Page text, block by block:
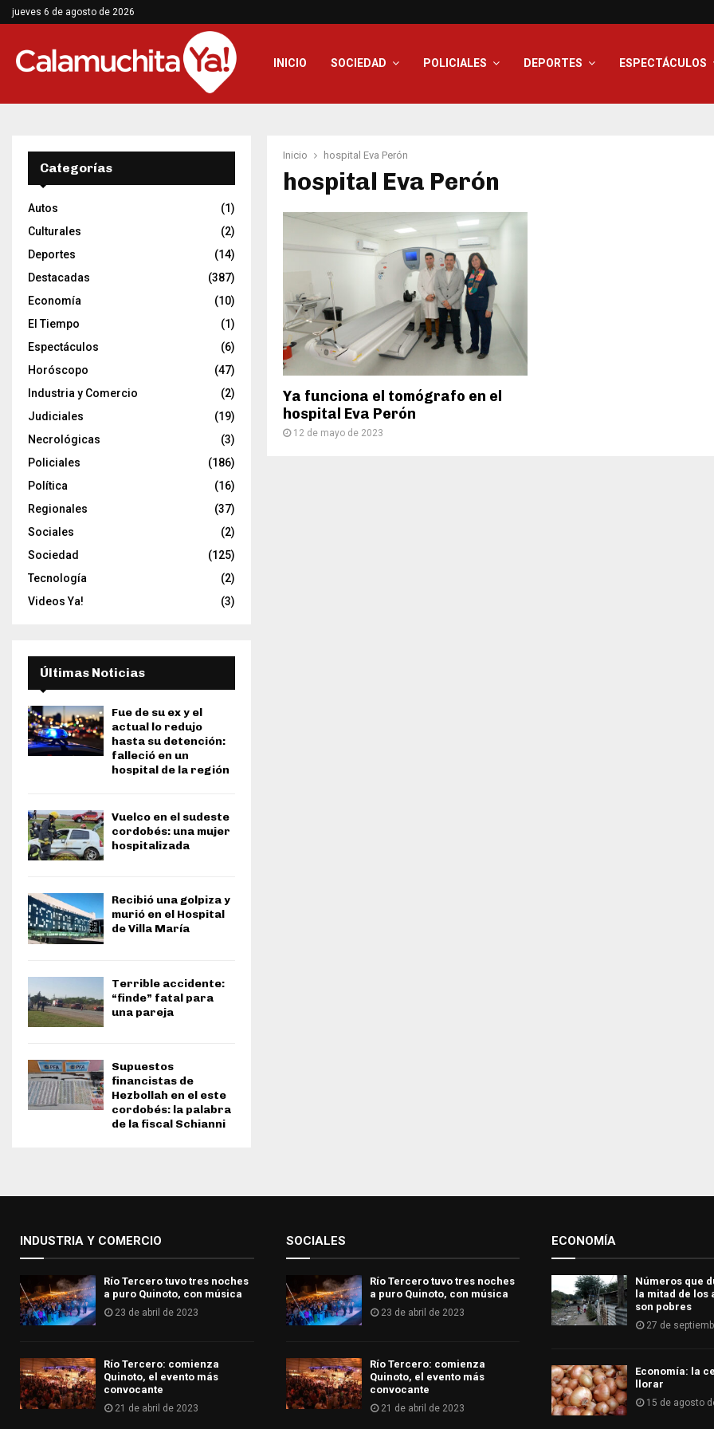
jueves 6 de agosto de 2026
INICIO SOCIEDAD POLICIALES DEPORTES ESPECTÁCULOS
Inicio hospital Eva Perón
hospital Eva Perón
Ya funciona el tomógrafo en el
hospital Eva Perón
12 de mayo de 2023
Categorías
Autos
(1)
Culturales
(2)
Deportes
(14)
Destacadas
(387)
Economía
(10)
El Tiempo
(1)
Espectáculos
(6)
Horóscopo
(47)
Industria y Comercio
(2)
Judiciales
(19)
Necrológicas
(3)
Policiales
(186)
Política
(16)
Regionales
(37)
Sociales
(2)
Sociedad
(125)
Tecnología
(2)
Videos Ya!
(3)
Últimas Noticias
Fue de su ex y el
actual lo redujo
hasta su detención:
falleció en un
hospital de la región
Vuelco en el sudeste
cordobés: una mujer
hospitalizada
Recibió una golpiza y
murió en el Hospital
de Villa María
Terrible accidente:
“finde” fatal para
una pareja
Supuestos
financistas de
Hezbollah en el este
cordobés: la palabra
de la fiscal Schianni
INDUSTRIA Y COMERCIO
Río Tercero tuvo tres noches
a puro Quinoto, con música
23 de abril de 2023
Río Tercero: comienza
Quinoto, el evento más
convocante
21 de abril de 2023
SOCIALES
Río Tercero tuvo tres noches
a puro Quinoto, con música
23 de abril de 2023
Río Tercero: comienza
Quinoto, el evento más
convocante
21 de abril de 2023
ECONOMÍA
Números que
la mitad de los
son pobres
27 de
Economía: la
llorar
15 de agosto